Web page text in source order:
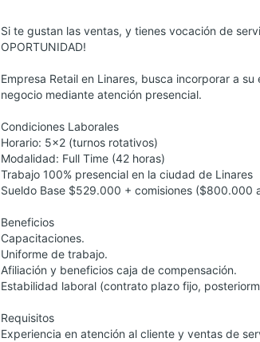
Si te gustan las ventas, y tienes vocación de
OPORTUNIDAD!
Empresa Retail en Linares, busca incorporar a
negocio mediante atención presencial.
Condiciones Laborales
Horario: 5x2 (turnos rotativos)
Modalidad: Full Time (42 horas)
Trabajo 100% presencial en la ciudad de Linares
Sueldo Base $529.000 + comisiones ($800.000
Beneficios
Capacitaciones.
Uniforme de trabajo.
Afiliación y beneficios caja de compensación.
Estabilidad laboral (contrato plazo fijo,
Requisitos
Experiencia en atención al cliente y ventas de